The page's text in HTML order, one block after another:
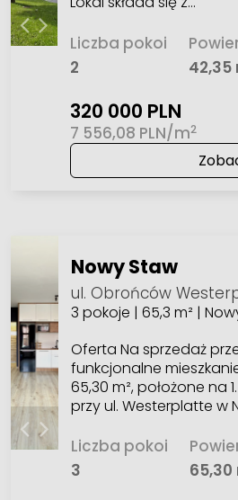
Liczba pokoi
2
42,35
320 000 PLN
7 556,08 PLN/m2
Nowy Staw
ul. Obrońców
3 pokoje | 65,3 m² |
Oferta Na sprzedaż
funkcjonalne
65,30 m², położone na
przy ul. Westerplatte w
Liczba pokoi
3
65,30